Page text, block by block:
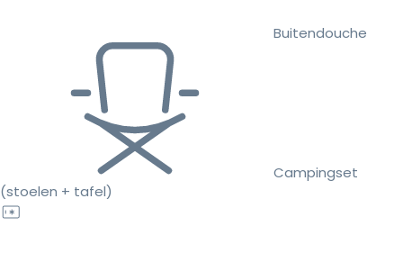
Buitendouche
Campingset
(stoelen + tafel)